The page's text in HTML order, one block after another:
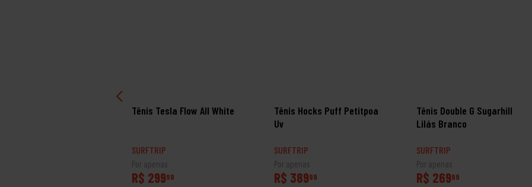
Tênis Tesla Flow All White
SURFTRIP
Por apenas
R$ 29999
Tênis Hocks Puff Petitpoa
Uv
SURFTRIP
Por apenas
R$ 38999
Tênis Double G Sugarhill
Lilás Branco
SURFTRIP
Por apenas
R$ 26999